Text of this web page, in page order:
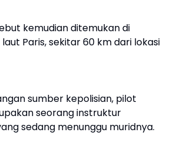
kemudian ditemukan di
Paris, sekitar 60 km dari lokasi
sumber kepolisian, pilot
seorang instruktur
sedang menunggu muridnya.